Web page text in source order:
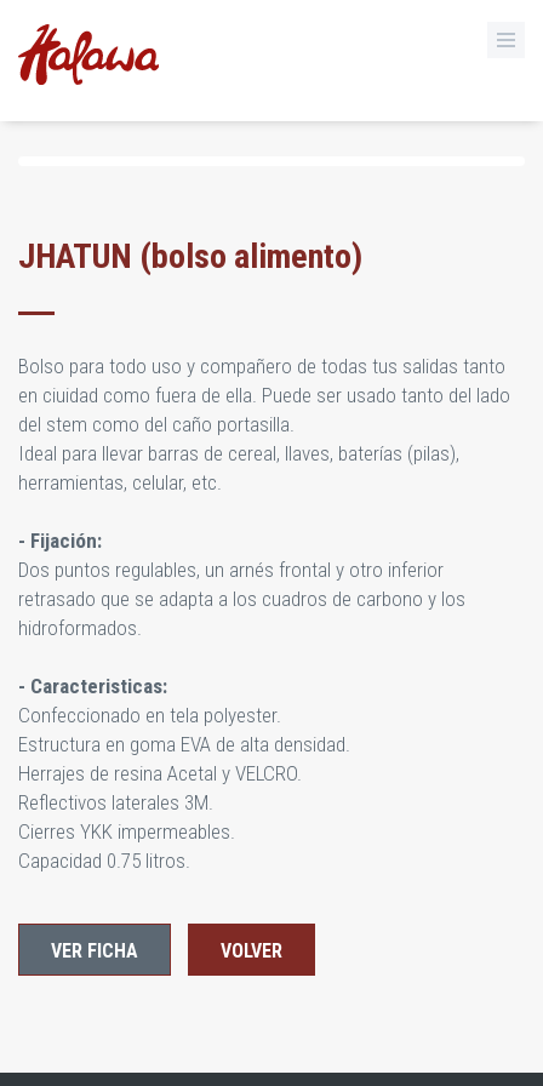
JHATUN (bolso alimento)
Bolso para todo uso y compañero de todas tus salidas tanto
en ciuidad como fuera de ella. Puede ser usado tanto del lado
del stem como del caño portasilla.
Ideal para llevar barras de cereal, llaves, baterías (pilas),
herramientas, celular, etc.
- Fijación:
Dos puntos regulables, un arnés frontal y otro inferior
retrasado que se adapta a los cuadros de carbono y los
hidroformados.
- Caracteristicas:
Confeccionado en tela polyester.
Estructura en goma EVA de alta densidad.
Herrajes de resina Acetal y VELCRO.
Reflectivos laterales 3M.
Cierres YKK impermeables.
Capacidad 0.75 litros.
VER FICHA VOLVER